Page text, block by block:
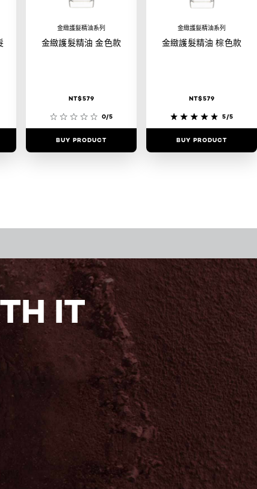
金緻護髮精油系列
金緻護髮精油 金色款
NT$579
0/5
BUY PRODUCT
金緻護髮精油系列
金緻護髮精油 棕色款
NT$579
5/5
BUY PRODUCT
IT